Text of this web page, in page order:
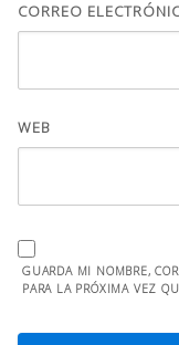
CORREO
WEB
GUARDA MI NOMBRE,
PARA LA PRÓXIMA VEZ